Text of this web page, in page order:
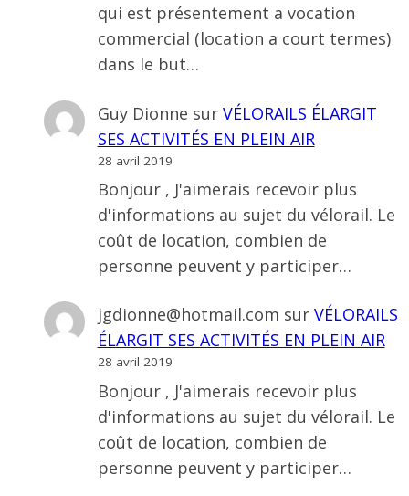
qui est présentement a vocation
commercial (location a court termes)
dans le but…
Guy Dionne sur VÉLORAILS ÉLARGIT
SES ACTIVITÉS EN PLEIN AIR
28 avril 2019
Bonjour , J'aimerais recevoir plus
d'informations au sujet du vélorail. Le
coût de location, combien de
personne peuvent y participer…
jgdionne@hotmail.com sur VÉLORAILS
ÉLARGIT SES ACTIVITÉS EN PLEIN AIR
28 avril 2019
Bonjour , J'aimerais recevoir plus
d'informations au sujet du vélorail. Le
coût de location, combien de
personne peuvent y participer…